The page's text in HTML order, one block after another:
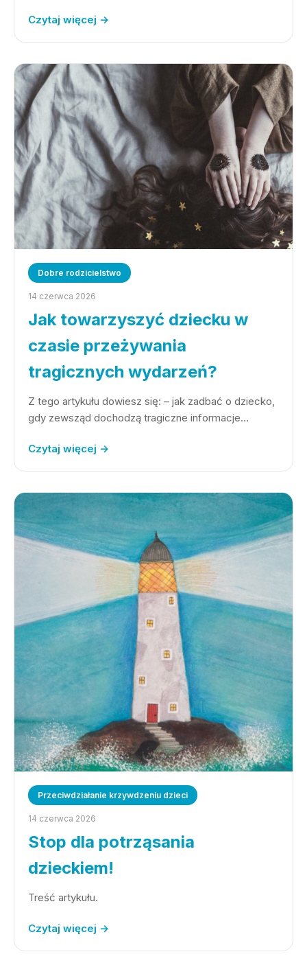
Czytaj więcej →
Dobre rodzicielstwo
14 czerwca 2026
Jak towarzyszyć dziecku w
czasie przeżywania
tragicznych wydarzeń?
Z tego artykułu dowiesz się: – jak zadbać o dziecko,
gdy zewsząd dochodzą tragiczne informacje…
Czytaj więcej →
Przeciwdziałanie krzywdzeniu dzieci
14 czerwca 2026
Stop dla potrząsania
dzieckiem!
Treść artykułu.
Czytaj więcej →